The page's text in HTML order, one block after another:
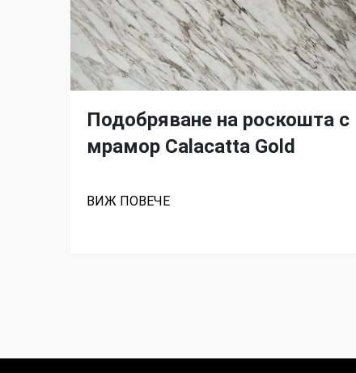
Подобряване на роскошта с
мрамор Calacatta Gold
ВИЖ ПОВЕЧЕ